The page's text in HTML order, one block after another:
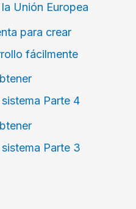
Unión Europea
para crear
fácilmente
Parte 4
Parte 3